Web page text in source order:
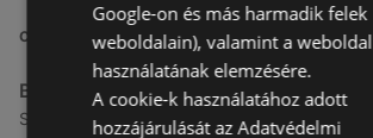
CÍM
Benu Gyógyszertárak
Soproni utca 18., 9423 Ágfalva
Google-on és más harmadik felek
weboldalain), valamint a weboldal
használatának elemzésére.
A cookie-k használatához adott
hozzájárulását az Adatvédelmi